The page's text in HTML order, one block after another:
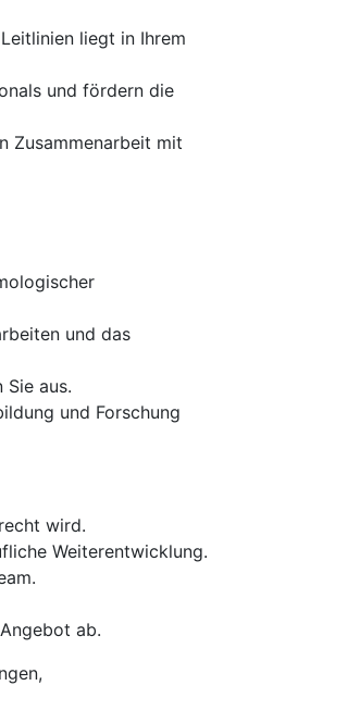
liegt in Ihrem
und fördern die
Zusammenarbeit mit
und das
aus.
und Forschung
wird.
Weiterentwicklung.
ab.